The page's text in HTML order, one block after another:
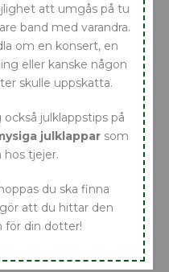
att umgås på tu
band med varandra.
om en konsert, en
eller kanske någon
skulle uppskatta.
julklappstips på
julklapparsom
hos tjejer.
du ska finna
att du hittar den
för din dotter!